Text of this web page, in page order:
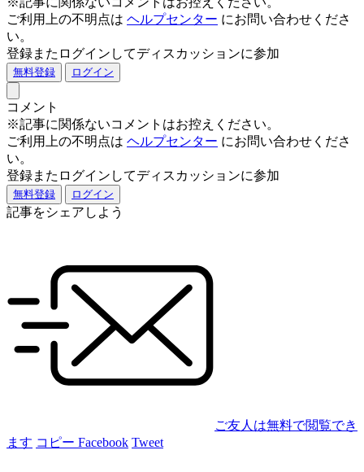
ご利用上の不明点は ヘルプセンター にお問い合わせくださ
い。
登録またログインしてディスカッションに参加
無料登録 ログイン
コメント
※記事に関係ないコメントはお控えください。
ご利用上の不明点は ヘルプセンター にお問い合わせくださ
い。
登録またログインしてディスカッションに参加
無料登録 ログイン
記事をシェアしよう
ご友人は無料で閲覧でき
ます コピー Facebook Tweet